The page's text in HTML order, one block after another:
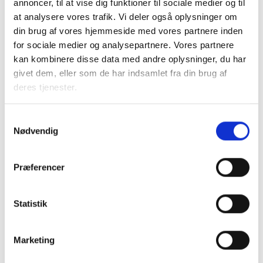
annoncer, til at vise dig funktioner til sociale medier og til
at analysere vores trafik. Vi deler også oplysninger om
din brug af vores hjemmeside med vores partnere inden
for sociale medier og analysepartnere. Vores partnere
kan kombinere disse data med andre oplysninger, du har
givet dem, eller som de har indsamlet fra din brug af
deres tjenester.
Nødvendig
Præferencer
Statistik
Marketing
tilladelse til kommuner at undlade at opkræve betaling for
indbringelse af sager for beboerklagenævnet. Perioden kan
vare op til 2 år.
BL bemærker, at det ikke ses beskrevet i udkastet til
lovforslaget, at der vil foretages en revision af forsøg, men
vi forudsætter, at der samles op og evalueres på de
forsøg, som de enkelte kommuner måtte deltage i.
BL har herudover ikke yderligere bemærkninger til høringen.
Bent Madsen